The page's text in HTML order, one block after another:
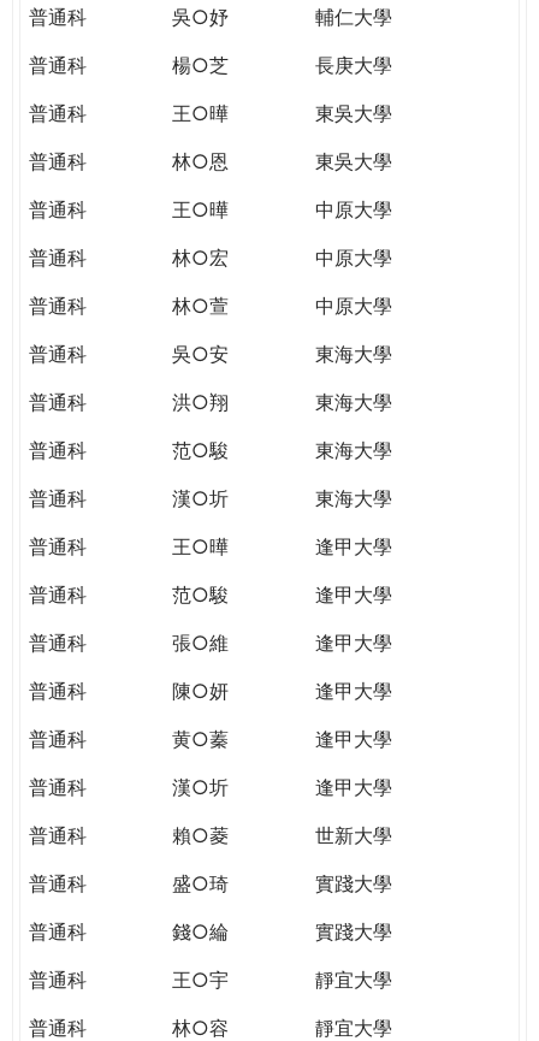
普通科
吳○妤
輔仁大學
普通科
楊○芝
長庚大學
普通科
王○曄
東吳大學
普通科
林○恩
東吳大學
普通科
王○曄
中原大學
普通科
林○宏
中原大學
普通科
林○萱
中原大學
普通科
吳○安
東海大學
普通科
洪○翔
東海大學
普通科
范○駿
東海大學
普通科
漢○圻
東海大學
普通科
王○曄
逢甲大學
普通科
范○駿
逢甲大學
普通科
張○維
逢甲大學
普通科
陳○妍
逢甲大學
普通科
黄○蓁
逢甲大學
普通科
漢○圻
逢甲大學
普通科
賴○菱
世新大學
普通科
盛○琦
實踐大學
普通科
錢○綸
實踐大學
普通科
王○宇
靜宜大學
普通科
林○容 靜宜大學